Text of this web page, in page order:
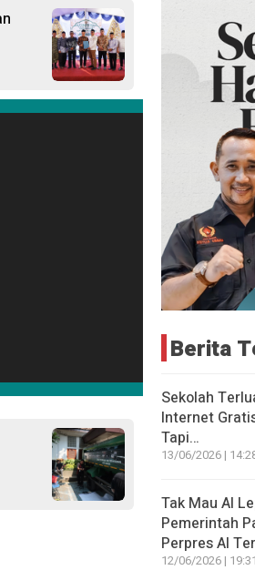
Berita
Sekolah
Internet
Tapi…
13/06/2026 |
Tak Mau AI
Pemerintah
Perpres AI
12/06/2026 |